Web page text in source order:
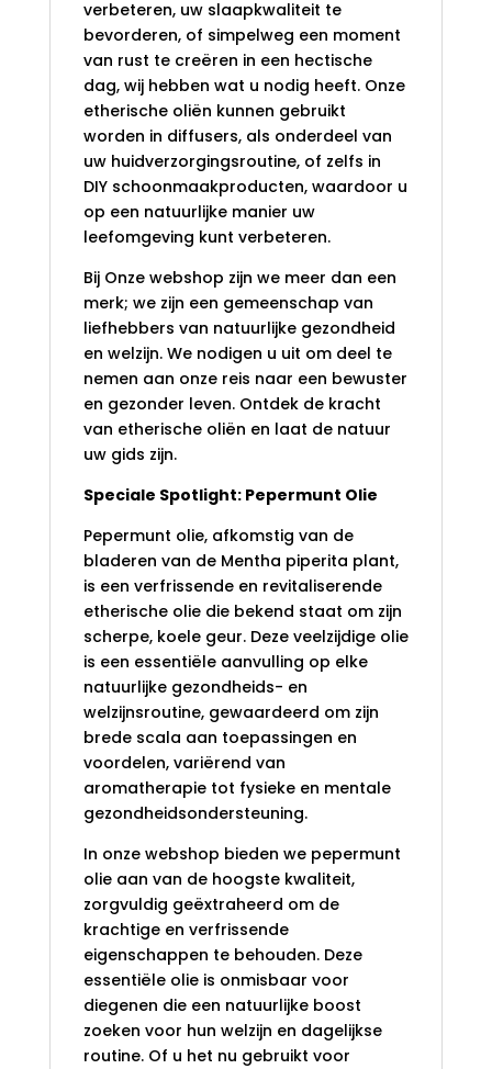
verbeteren, uw slaapkwaliteit te
bevorderen, of simpelweg een moment
van rust te creëren in een hectische
dag, wij hebben wat u nodig heeft. Onze
etherische oliën kunnen gebruikt
worden in diffusers, als onderdeel van
uw huidverzorgingsroutine, of zelfs in
DIY schoonmaakproducten, waardoor u
op een natuurlijke manier uw
leefomgeving kunt verbeteren.
Bij Onze webshop zijn we meer dan een
merk; we zijn een gemeenschap van
liefhebbers van natuurlijke gezondheid
en welzijn. We nodigen u uit om deel te
nemen aan onze reis naar een bewuster
en gezonder leven. Ontdek de kracht
van etherische oliën en laat de natuur
uw gids zijn.
Speciale Spotlight: Pepermunt Olie
Pepermunt olie, afkomstig van de
bladeren van de Mentha piperita plant,
is een verfrissende en revitaliserende
etherische olie die bekend staat om zijn
scherpe, koele geur. Deze veelzijdige olie
is een essentiële aanvulling op elke
natuurlijke gezondheids- en
welzijnsroutine, gewaardeerd om zijn
brede scala aan toepassingen en
voordelen, variërend van
aromatherapie tot fysieke en mentale
gezondheidsondersteuning.
In onze webshop bieden we pepermunt
olie aan van de hoogste kwaliteit,
zorgvuldig geëxtraheerd om de
krachtige en verfrissende
eigenschappen te behouden. Deze
essentiële olie is onmisbaar voor
diegenen die een natuurlijke boost
zoeken voor hun welzijn en dagelijkse
routine. Of u het nu gebruikt voor